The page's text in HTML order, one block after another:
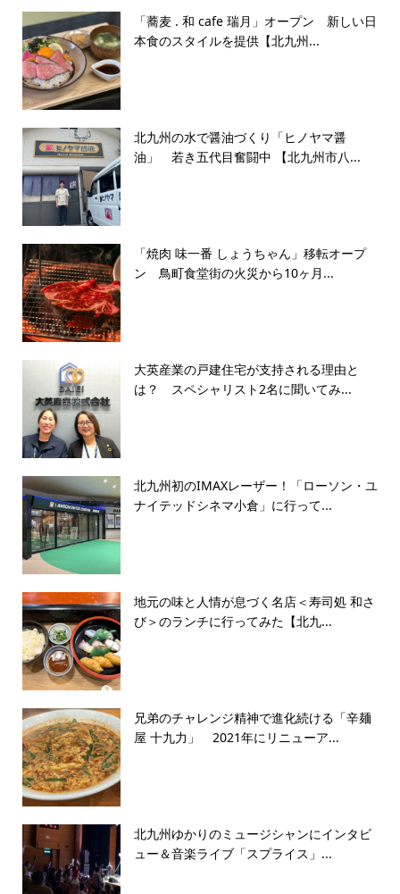
「蕎麦 . 和 cafe 瑞月」オープン 新しい日
本食のスタイルを提供【北九州...
北九州の水で醤油づくり「ヒノヤマ醤
油」 若き五代目奮闘中 【北九州市八...
「焼肉 味一番 しょうちゃん」移転オープ
ン 鳥町食堂街の火災から10ヶ月...
大英産業の戸建住宅が支持される理由と
は？ スペシャリスト2名に聞いてみ...
北九州初のIMAXレーザー！「ローソン・ユ
ナイテッドシネマ小倉」に行って...
地元の味と人情が息づく名店＜寿司処 和さ
び＞のランチに行ってみた【北九...
兄弟のチャレンジ精神で進化続ける「辛麺
屋 十九力」 2021年にリニューア...
北九州ゆかりのミュージシャンにインタビ
ュー＆音楽ライブ「スプライス」...